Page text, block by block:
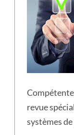
revue
systèmes